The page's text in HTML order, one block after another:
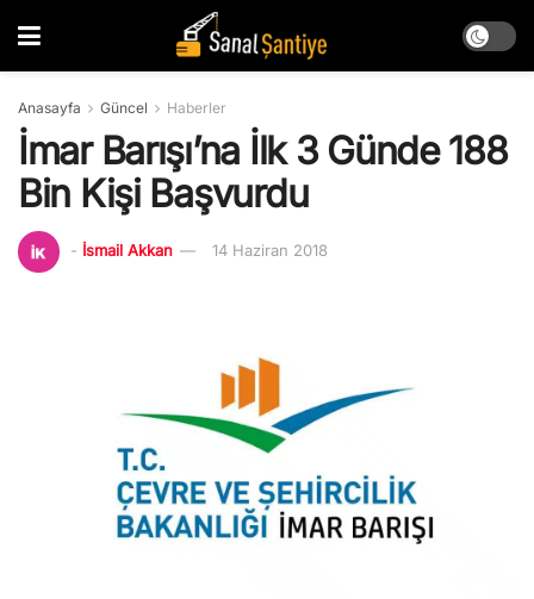
Anasayfa Güncel Haberler
İmar Barışı’na İlk 3 Günde 188
Bin Kişi Başvurdu
- İsmail Akkan 14 Haziran 2018